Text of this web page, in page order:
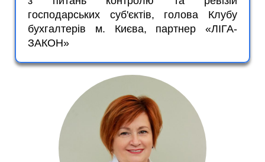
господарських суб'єктів, голова Клубу
бухгалтерів м. Києва, партнер «ЛІГА-
ЗАКОН»